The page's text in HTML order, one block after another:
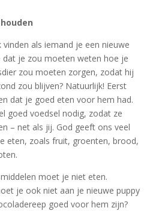
als iemand je een nieuwe
dat je zou moeten weten hoe je
zou moeten zorgen, zodat hij
zou blijven? Natuurlijk! Eerst
dat je goed eten voor hem had.
goed voedsel nodig, zodat ze
– net als jij. God geeft ons veel
eten, zoals fruit, groenten, brood,
moet je niet eten.
je ook niet aan je nieuwe puppy
goed voor hem zijn?